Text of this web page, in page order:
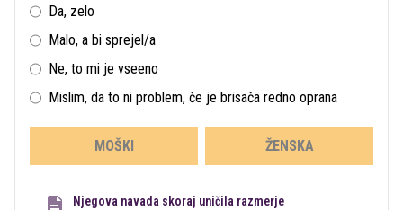
Da, zelo
Malo, a bi sprejel/a
Ne, to mi je vseeno
Mislim, da to ni problem, če je brisača redno oprana
MOŠKI ŽENSKA
Njegova navada skoraj uničila razmerje